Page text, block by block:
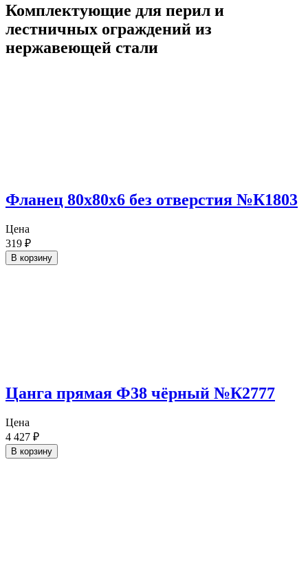
Комплектующие для перил и
лестничных ограждений из
нержавеющей стали
Фланец 80х80х6 без отверстия №К1803
Цена
319 ₽
В корзину
Цанга прямая Ф38 чёрный №К2777
Цена
4 427 ₽
В корзину